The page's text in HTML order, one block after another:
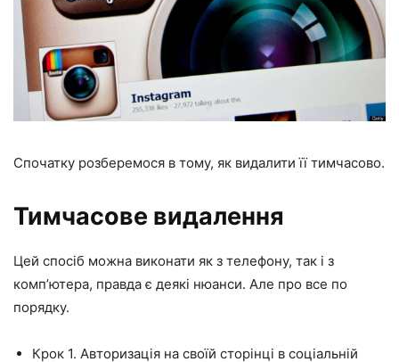
Спочатку розберемося в тому, як видалити її тимчасово.
Тимчасове видалення
Цей спосіб можна виконати як з телефону, так і з
комп’ютера, правда є деякі нюанси. Але про все по
порядку.
Крок 1. Авторизація на своїй сторінці в соціальній